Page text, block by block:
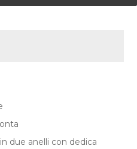
due anelli con dedica